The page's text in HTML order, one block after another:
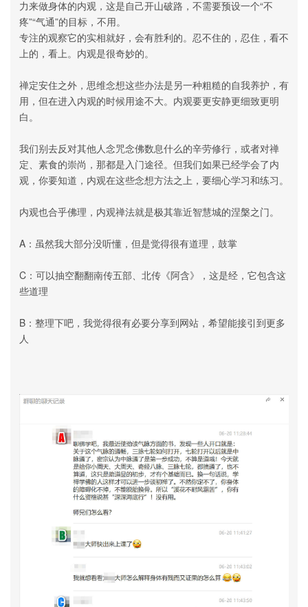
力来做身体的内观，这是自己开山破路，不需要预设一个“不
疼”“气通”的目标，不用。
专注的观察它的实相就好，会有胜利的。忍不住的，忍住，看不
上的，看上。内观是很奇妙的。
禅定安住之外，思维念想这些办法是另一种粗糙的自我养护，有
用，但在进入内观的时候用途不大。内观要更安静更细致更明
白。
我们别去反对其他人念咒念佛数息什么的辛劳修行，或者对禅
定、素食的崇尚，那都是入门途径。但我们如果已经学会了内
观，你要知道，内观在这些念想方法之上，要细心学习和练习。
内观也合乎佛理，内观禅法就是极其靠近智慧城的涅槃之门。
A：虽然我大部分没听懂，但是觉得很有道理，鼓掌
C：可以抽空翻翻南传五部、北传《阿含》，这是经，它包含这
些道理
B：整理下吧，我觉得很有必要分享到网站，希望能接引到更多
人